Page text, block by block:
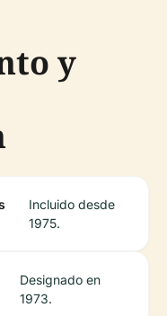
y
Incluido desde
1975.
Designado en
1973.